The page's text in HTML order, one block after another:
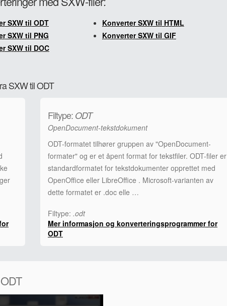
SXW til ODT
Konverter SXW til HTML
SXW til PNG
Konverter SXW til GIF
SXW til DOC
SXW til ODT
Filtype: ODT
OpenDocument-tekstdokument
ODT-formatet tilhører gruppen av "OpenDocument-
formater" og er et åpent format for tekstfiler. ODT-filer er
standardformatet for tekstdokumenter opprettet med
OpenOffice eller LibreOffice . Microsoft-varianten av
dette formatet er .doc elle …
Filtype: .odt
Mer informasjon og konverteringsprogrammer for
ODT